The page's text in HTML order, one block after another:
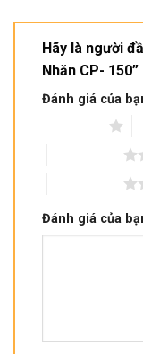
Hãy là người
Nhăn CP- 150”
Đánh giá của
Đánh giá của